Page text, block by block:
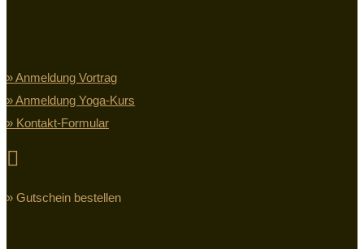
» Anmeldung Vortrag
» Anmeldung Yoga-Kurs
» Kontakt-Formular

» Gutschein bestellen